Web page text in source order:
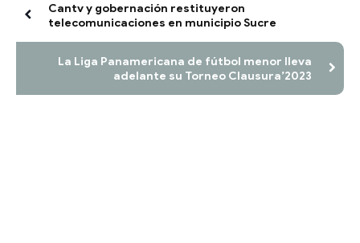
Cantv y gobernación restituyeron
telecomunicaciones en municipio Sucre
La Liga Panamericana de fútbol menor lleva
adelante su Torneo Clausura’2023